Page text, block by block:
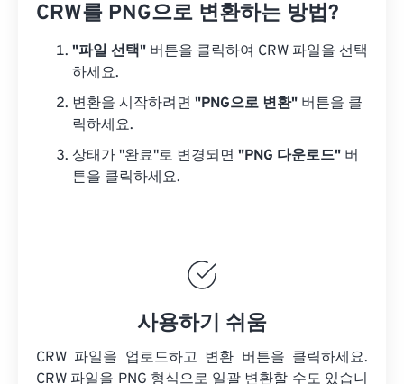
CRW를 PNG으로 변환하는 방법?
"파일 선택" 버튼을 클릭하여 CRW 파일을 선택
하세요.
변환을 시작하려면 "PNG으로 변환" 버튼을 클
릭하세요.
상태가 "완료"로 변경되면 "PNG 다운로드" 버
튼을 클릭하세요.
사용하기 쉬움
CRW 파일을 업로드하고 변환 버튼을 클릭하세요.
CRW 파일을 PNG 형식으로 일괄 변환할 수도 있습니